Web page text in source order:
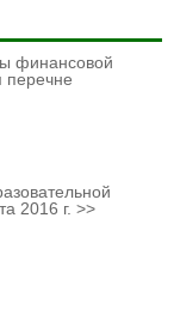
финансовой
перечне
2016 г. >>